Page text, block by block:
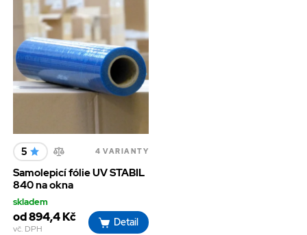
5 4 VARIANTY
Samolepicí fólie UV STABIL
840 na okna
skladem
od 894,4 Kč
vč. DPH
Detail